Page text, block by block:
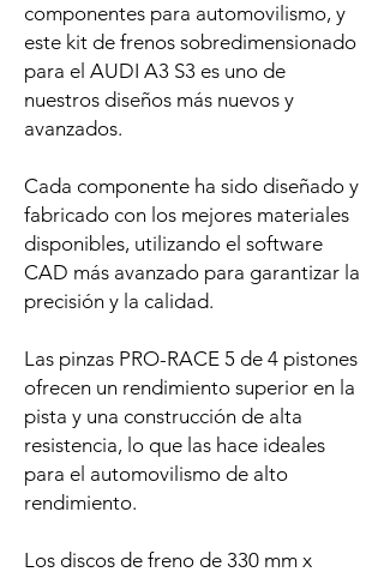
componentes para automovilismo, y
este kit de frenos sobredimensionado
para el AUDI A3 S3 es uno de
nuestros diseños más nuevos y
avanzados.
Cada componente ha sido diseñado y
fabricado con los mejores materiales
disponibles, utilizando el software
CAD más avanzado para garantizar la
precisión y la calidad.
Las pinzas PRO-RACE 5 de 4 pistones
ofrecen un rendimiento superior en la
pista y una construcción de alta
resistencia, lo que las hace ideales
para el automovilismo de alto
rendimiento.
Los discos de freno de 330 mm x